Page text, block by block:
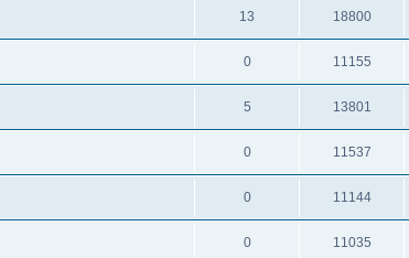
13 18800
0 11155
5 13801
0 11537
0 11144
0 11035